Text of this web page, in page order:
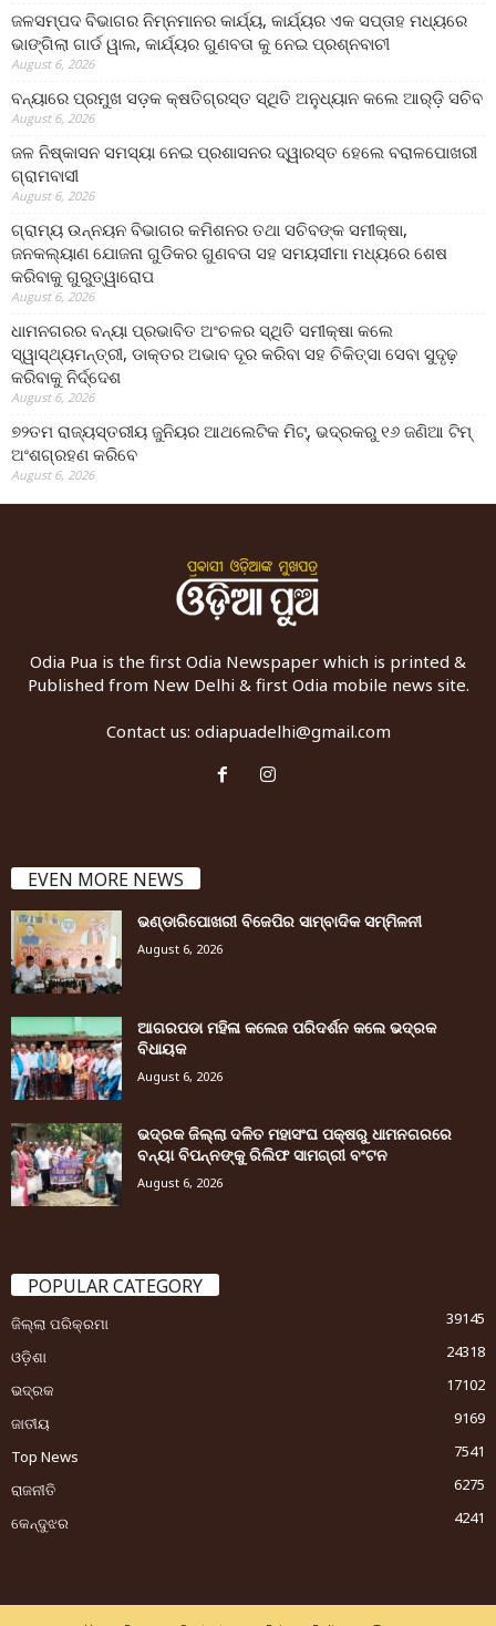
ଜଳସମ୍ପଦ ବିଭାଗର ନିମ୍ନମାନର କାର୍ଯ୍ୟ, କାର୍ଯ୍ୟର ଏକ ସପ୍ତାହ ମଧ୍ୟରେ
ଭାଙ୍ଗିଲା ଗାର୍ଡ ୱାଲ, କାର୍ଯ୍ୟର ଗୁଣବତା କୁ ନେଇ ପ୍ରଶ୍ନବାଚୀ
August 6, 2026
ବନ୍ୟାରେ ପ୍ରମୁଖ ସଡ଼କ କ୍ଷତିଗ୍ରସ୍ତ ସ୍ଥିତି ଅନୁଧ୍ୟାନ କଲେ ଆର୍‌ଡ଼ି ସଚିବ
August 6, 2026
ଜଳ ନିଷ୍କାସନ ସମସ୍ୟା ନେଇ ପ୍ରଶାସନର ଦ୍ୱାରସ୍ତ ହେଲେ ବରାଳପୋଖରୀ
ଗ୍ରାମବାସୀ
August 6, 2026
ଗ୍ରାମ୍ୟ ଉନ୍ନୟନ ବିଭାଗର କମିଶନର ତଥା ସଚିବଙ୍କ ସମୀକ୍ଷା,
ଜନକଲ୍ୟାଣ ଯୋଜନା ଗୁଡିକର ଗୁଣବତା ସହ ସମୟସୀମା ମଧ୍ୟରେ ଶେଷ
କରିବାକୁ ଗୁରୁତ୍ୱାରୋପ
August 6, 2026
ଧାମନଗରର ବନ୍ୟା ପ୍ରଭାବିତ ଅଂଚଳର ସ୍ଥିତି ସମୀକ୍ଷା କଲେ
ସ୍ୱାସ୍ଥ୍ୟମନ୍ତ୍ରୀ, ଡାକ୍ତର ଅଭାବ ଦୂର କରିବା ସହ ଚିକିତ୍ସା ସେବା ସୁଦୃଢ଼
କରିବାକୁ ନିର୍ଦ୍ଦେଶ
August 6, 2026
୭୨ତମ ରାଜ୍ୟସ୍ତରୀୟ ଜୁନିୟର ଆଥଲେଟିକ ମିଟ୍‌, ଭଦ୍ରକରୁ ୧୬ ଜଣିଆ ଟିମ୍
ଅଂଶଗ୍ରହଣ କରିବେ
August 6, 2026
Odia Pua is the first Odia Newspaper which is printed &
Published from New Delhi & first Odia mobile news site.
Contact us: odiapuadelhi@gmail.com
EVEN MORE NEWS
ଭଣ୍ଡାରିପୋଖରୀ ବିଜେପିର ସାମ୍ବାଦିକ ସମ୍ମିଳନୀ
August 6, 2026
ଆଗରପଡା ମହିଳା କଲେଜ ପରିଦର୍ଶନ କଲେ ଭଦ୍ରକ
ବିଧାୟକ
August 6, 2026
ଭଦ୍ରକ ଜିଲ୍ଲା ଦଳିତ ମହାସଂଘ ପକ୍ଷରୁ ଧାମନଗରରେ
ବନ୍ୟା ବିପନ୍ନଙ୍କୁ ରିଲିଫ ସାମଗ୍ରୀ ବଂଟନ
August 6, 2026
POPULAR CATEGORY
ଜିଲ୍ଲା ପରିକ୍ରମା
39145
ଓଡ଼ିଶା
24318
ଭଦ୍ରକ
17102
ଜାତୀୟ
9169
Top News
7541
ରାଜନୀତି
6275
କେନ୍ଦୁଝର
4241